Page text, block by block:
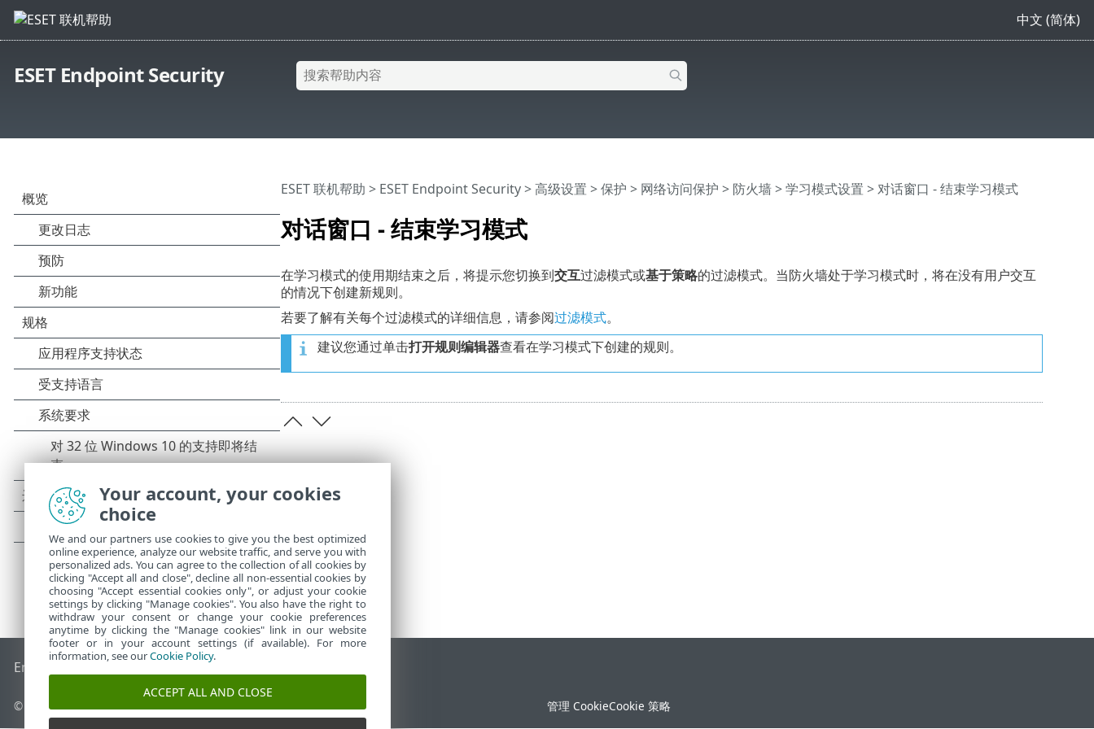
中文 (简体)
ESET Endpoint Security
对话窗口 - 结束学习模式
ESET 联机帮助 > ESET Endpoint Security>高级设置 >保护 > 网络访问保护 > 防火墙>学习模式设置 > 对话窗口 - 结束学习模式
在学习模式的使用期结束之后，将提示您切换到交互过滤模式或基于策略的过滤模式。当防火墙处于学习模式时，将在没有用户交互
的情况下创建新规则。
若要了解有关每个过滤模式的详细信息，请参阅过滤模式。
建议您通过单击打开规则编辑器查看在学习模式下创建的规则。
End of Life ESET 知识库 ESET 论坛ESET Status Portal
© 1992 - 2026 ESET, spol. s r.o. - 保留所有权利。 管理 CookieCookie 策略
Your account, your cookies
choice
We and our partners use cookies to give you the best optimized
online experience, analyze our website traffic, and serve you with
personalized ads. You can agree to the collection of all cookies by
clicking "Accept all and close", decline all non-essential cookies by
choosing "Accept essential cookies only", or adjust your cookie
settings by clicking "Manage cookies". You also have the right to
withdraw your consent or change your cookie preferences
anytime by clicking the "Manage cookies" link in our website
footer or in your account settings (if available). For more
information, see ourCookie Policy.
ACCEPT ALL AND CLOSE